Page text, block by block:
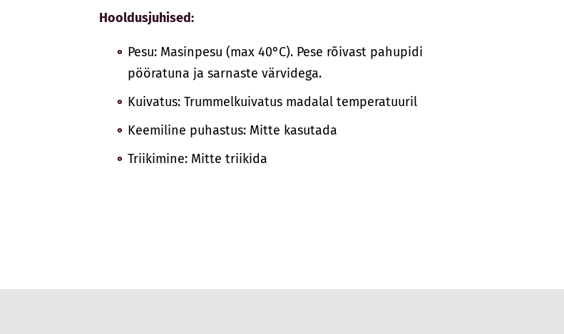
Hooldusjuhised:
Pesu: Masinpesu (max 40°C). Pese rõivast pahupidi
pööratuna ja sarnaste värvidega.
Kuivatus: Trummelkuivatus madalal temperatuuril
Keemiline puhastus: Mitte kasutada
Triikimine: Mitte triikida